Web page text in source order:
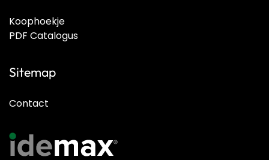
Koophoekje
PDF Catalogus
Sitemap
Contact